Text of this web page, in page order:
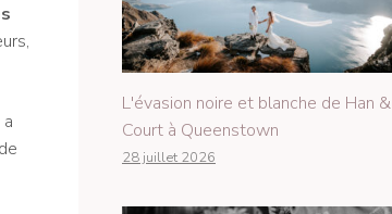
L'évasion noire et blanche de Han &
Court à Queenstown
28 juillet 2026